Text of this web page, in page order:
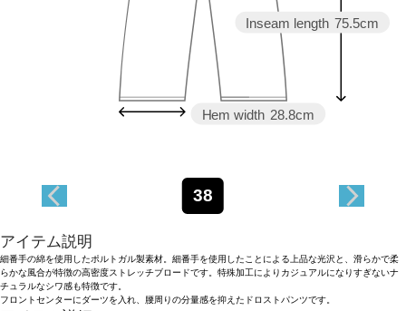
Inseam length 75.5cm
Hem width 28.8cm
38
アイテム説明
細番手の綿を使用したポルトガル製素材。細番手を使用したことによる上品な光沢と、滑らかで柔
らかな風合が特徴の高密度ストレッチブロードです。特殊加工によりカジュアルになりすぎないナ
チュラルなシワ感も特徴です。
フロントセンターにダーツを入れ、腰周りの分量感を抑えたドロストパンツです。